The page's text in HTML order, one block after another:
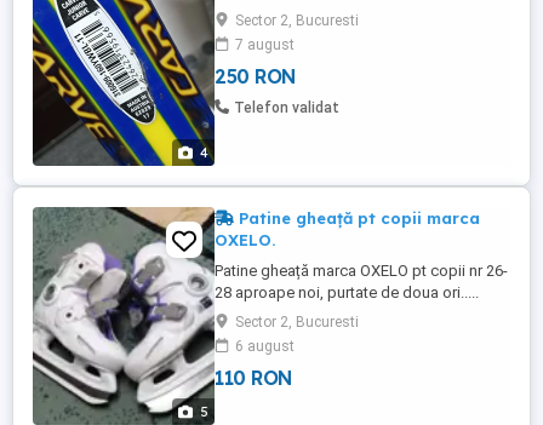
4
Sector 2, Bucuresti
7 august
250 RON
Telefon validat
5
Patine gheață pt copii marca
OXELO.
Patine gheață marca OXELO pt copii nr 26-
28 aproape noi, purtate de doua ori.....
Sector 2, Bucuresti
6 august
110 RON